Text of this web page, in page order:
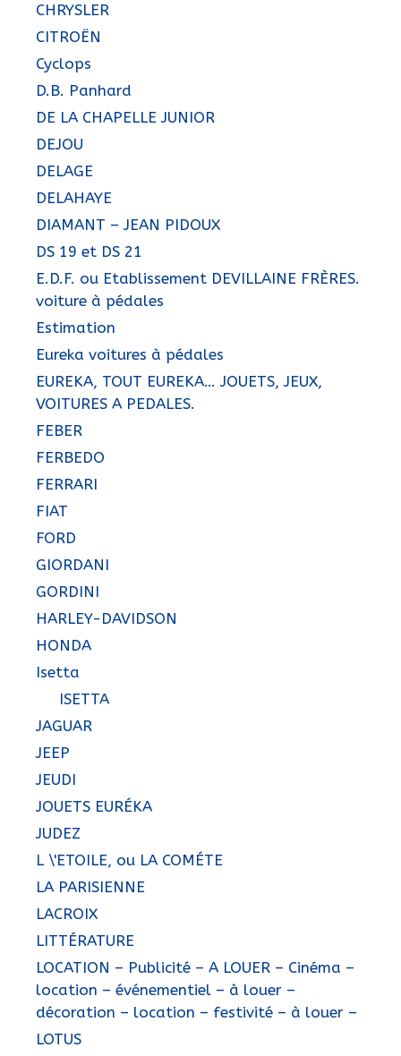
CHRYSLER
CITROËN
Cyclops
D.B. Panhard
DE LA CHAPELLE JUNIOR
DEJOU
DELAGE
DELAHAYE
DIAMANT – JEAN PIDOUX
DS 19 et DS 21
E.D.F. ou Etablissement DEVILLAINE FRÈRES.
voiture à pédales
Estimation
Eureka voitures à pédales
EUREKA, TOUT EUREKA… JOUETS, JEUX,
VOITURES A PEDALES.
FEBER
FERBEDO
FERRARI
FIAT
FORD
GIORDANI
GORDINI
HARLEY-DAVIDSON
HONDA
Isetta
ISETTA
JAGUAR
JEEP
JEUDI
JOUETS EURÉKA
JUDEZ
L \'ETOILE, ou LA COMÉTE
LA PARISIENNE
LACROIX
LITTÉRATURE
LOCATION – Publicité – A LOUER – Cinéma –
location – événementiel – à louer –
décoration – location – festivité – à louer –
LOTUS